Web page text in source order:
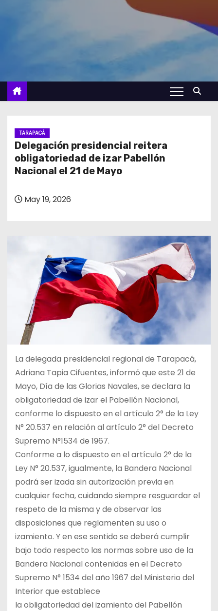
TARAPACÁ
Delegación presidencial reitera
obligatoriedad de izar Pabellón
Nacional el 21 de Mayo
May 19, 2026
La delegada presidencial regional de Tarapacá,
Adriana Tapia Cifuentes, informó que este 21 de
Mayo, Día de las Glorias Navales, se declara la
obligatoriedad de izar el Pabellón Nacional,
conforme lo dispuesto en el artículo 2° de la Ley
N° 20.537 en relación al artículo 2° del Decreto
Supremo N°1534 de 1967.
Conforme a lo dispuesto en el artículo 2° de la
Ley N° 20.537, igualmente, la Bandera Nacional
podrá ser izada sin autorización previa en
cualquier fecha, cuidando siempre resguardar el
respeto de la misma y de observar las
disposiciones que reglamenten su uso o
izamiento. Y en ese sentido se deberá cumplir
bajo todo respecto las normas sobre uso de la
Bandera Nacional contenidas en el Decreto
Supremo N° 1534 del año 1967 del Ministerio del
Interior que establece
la obligatoriedad del izamiento del Pabellón